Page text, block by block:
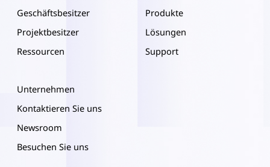
Geschäftsbesitzer
Projektbesitzer
Ressourcen
Produkte
Lösungen
Support
Unternehmen
Kontaktieren Sie uns
Newsroom
Besuchen Sie uns